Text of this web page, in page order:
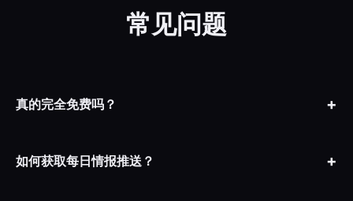
常见问题
真的完全免费吗？
如何获取每日情报推送？